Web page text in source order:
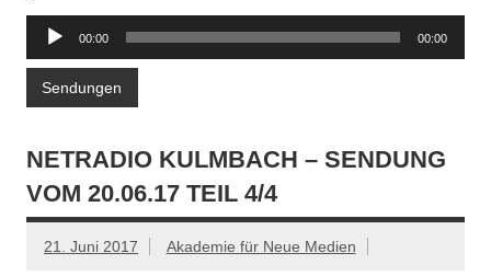
Audio-
Player
00:00 00:00
Sendungen
NETRADIO KULMBACH – SENDUNG
VOM 20.06.17 TEIL 4/4
21. Juni 2017 Akademie für Neue Medien